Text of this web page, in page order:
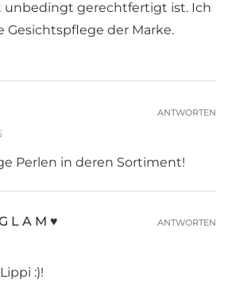
unbedingt gerechtfertigt ist. Ich
Gesichtspflege der Marke.
Perlen in deren Sortiment!
ANTWORTEN
L A M ♥
:)!
ANTWORTEN